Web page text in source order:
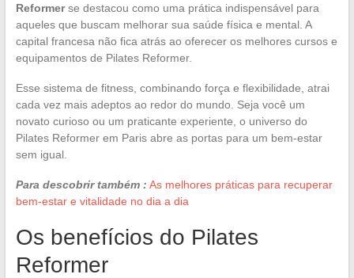
Reformerse destacou como uma prática indispensável para
aqueles que buscam melhorar sua saúde física e mental. A
capital francesa não fica atrás ao oferecer os melhores cursos e
equipamentos de Pilates Reformer.
Esse sistema de fitness, combinando força e flexibilidade, atrai
cada vez mais adeptos ao redor do mundo. Seja você um
novato curioso ou um praticante experiente, o universo do
Pilates Reformer em Paris abre as portas para um bem-estar
sem igual.
Para descobrir também : As melhores práticas para recuperar
bem-estar e vitalidade no dia a dia
Os benefícios do Pilates
Reformer